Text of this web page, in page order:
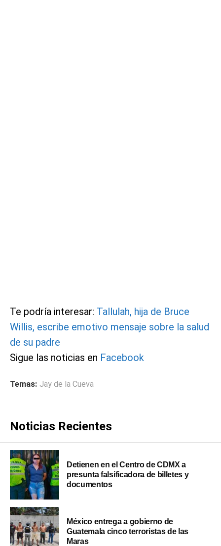
Te podría interesar: Tallulah, hija de Bruce
Willis, escribe emotivo mensaje sobre la salud
de su padre
Sigue las noticias en Facebook
Temas: Jay de la Cueva
Noticias Recientes
Detienen en el Centro de CDMX a
presunta falsificadora de billetes y
documentos
México entrega a gobierno de
Guatemala cinco terroristas de las
Maras